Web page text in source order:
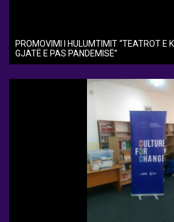
PROMOVIMI I HULUMTIMIT “TEATROT E
GJATË E PAS PANDEMISË”